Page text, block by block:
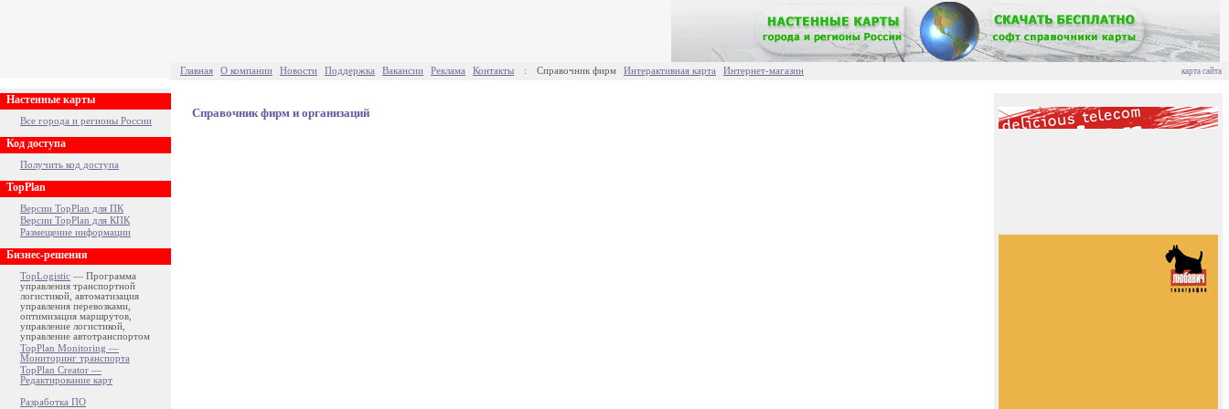
Главная О компании Новости Поддержка Вакансии Реклама Контакты : Справочник фирм Интерактивная карта Интернет-магазин карта сайта
Настенные карты
Все города и регионы России
Код доступа
Получить код доступа
TopPlan
Версии TopPlan для ПК
Версии TopPlan для КПК
Размещение информации
Бизнес-решения
TopLogistic — Программа
управления транспортной
логистикой, автоматизация
управления перевозками,
оптимизация маршрутов,
управление логистикой,
управление автотранспортом
TopPlan Monitoring —
Мониторинг транспорта
TopPlan Creator —
Редактирование карт
Разработка ПО
Справочник фирм и организаций